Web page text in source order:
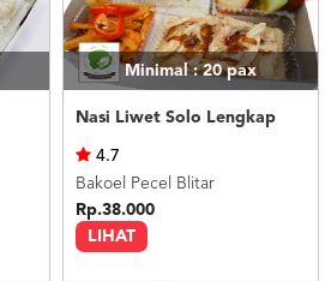
Minimal : 20pax
Nasi Liwet Solo Lengkap
LIHAT
4.7
Bakoel Pecel Blitar
Rp.38.000